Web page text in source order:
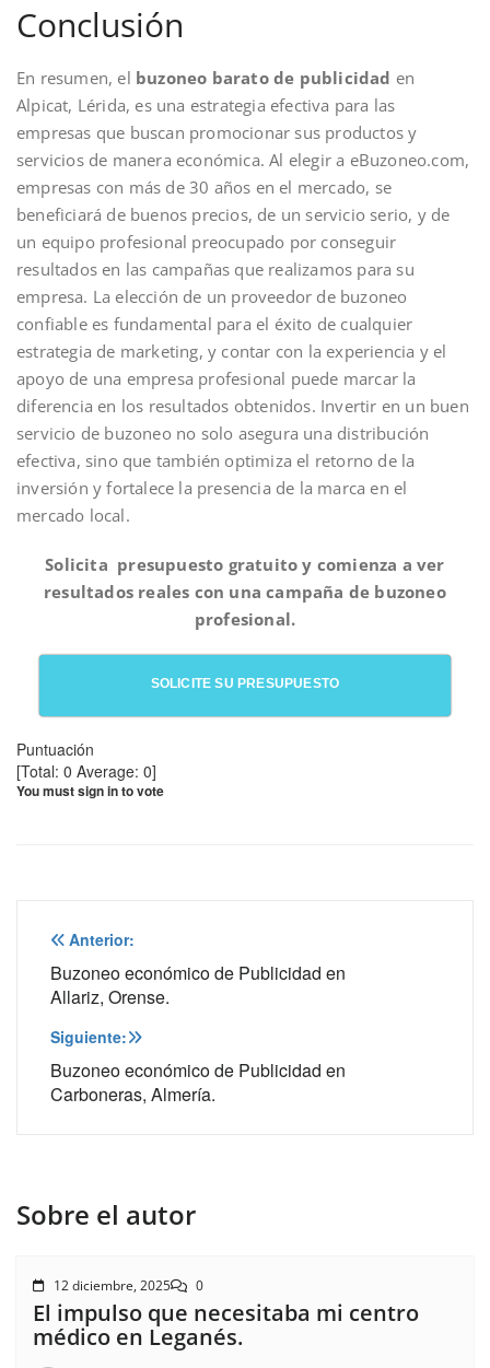
Conclusión
En resumen, el buzoneo barato de publicidad en
Alpicat, Lérida, es una estrategia efectiva para las
empresas que buscan promocionar sus productos y
servicios de manera económica. Al elegir a eBuzoneo.com,
empresas con más de 30 años en el mercado, se
beneficiará de buenos precios, de un servicio serio, y de
un equipo profesional preocupado por conseguir
resultados en las campañas que realizamos para su
empresa. La elección de un proveedor de buzoneo
confiable es fundamental para el éxito de cualquier
estrategia de marketing, y contar con la experiencia y el
apoyo de una empresa profesional puede marcar la
diferencia en los resultados obtenidos. Invertir en un buen
servicio de buzoneo no solo asegura una distribución
efectiva, sino que también optimiza el retorno de la
inversión y fortalece la presencia de la marca en el
mercado local.
Solicita presupuesto gratuito y comienza a ver
resultados reales con una campaña de buzoneo
profesional.
SOLICITE SU PRESUPUESTO
Puntuación
[Total: 0 Average: 0]
You must sign in to vote
Navegación
de
entradas
Anterior:
Buzoneo económico de Publicidad en
Allariz, Orense.
Siguiente:
Buzoneo económico de Publicidad en
Carboneras, Almería.
Sobre el autor
12 diciembre, 2025 0
El impulso que necesitaba mi centro
médico en Leganés.